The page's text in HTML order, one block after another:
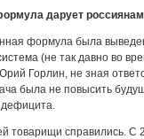
дарует
формула была
(не так давно во
Горлин, не зная
была не повысить
дефицита.
товарищи справились. С